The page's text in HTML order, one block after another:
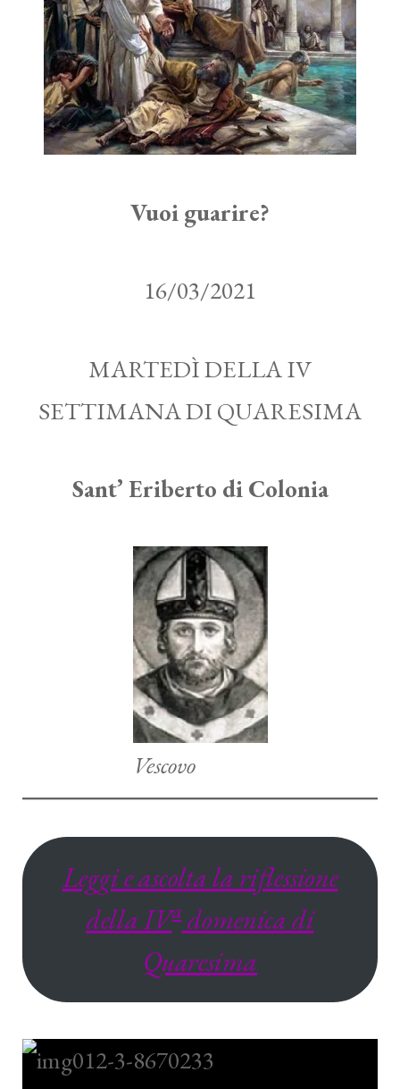
Vuoi guarire?
16/03/2021
MARTEDÌ DELLA IV
SETTIMANA DI QUARESIMA
Sant’ Eriberto di Colonia
Vescovo
Leggi e ascolta la riflessione
della IVadomenica di
Quaresima